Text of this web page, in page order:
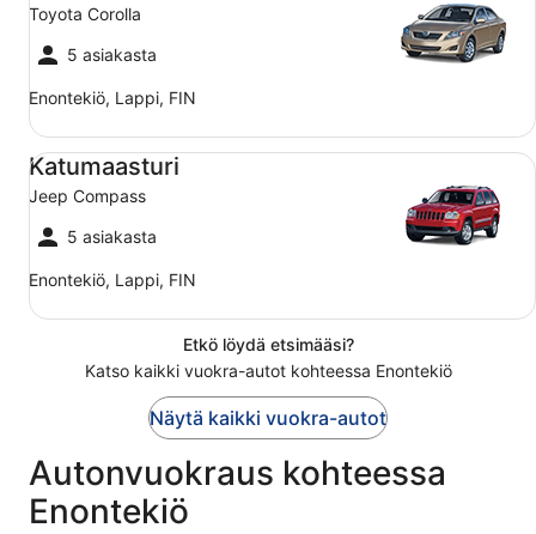
Toyota Corolla
5 asiakasta
Enontekiö, Lappi, FIN
Katumaasturi
Jeep Compass
5 asiakasta
Enontekiö, Lappi, FIN
Katumaasturi Jeep Compass
Etkö löydä etsimääsi?
Katso kaikki vuokra-autot kohteessa Enontekiö
Näytä kaikki vuokra-autot
Autonvuokraus kohteessa
Enontekiö